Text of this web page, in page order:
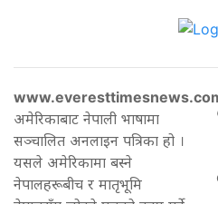
अमेरिकाबाट नेपाली भाषामा
सञ्चालित अनलाइन पत्रिका हो ।
यसले अमेरिकामा बस्ने
नेपालहरूबीच र मातृभूमि